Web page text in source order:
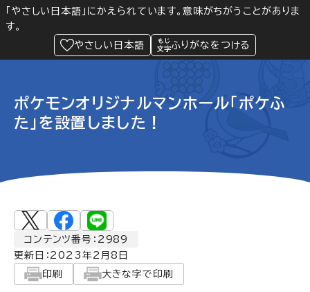
「やさしい日本語」にかえられています。意味がちがうことがありま
す。
やさしい日本語
ふりがなをつける
Language 閲覧支援
緊急情報
ポケモンオリジナルマンホール「ポケふ
た」を設置しました！
コンテンツ番号：2989
更新日： 2023年2月8日
印刷
大きな字で印刷